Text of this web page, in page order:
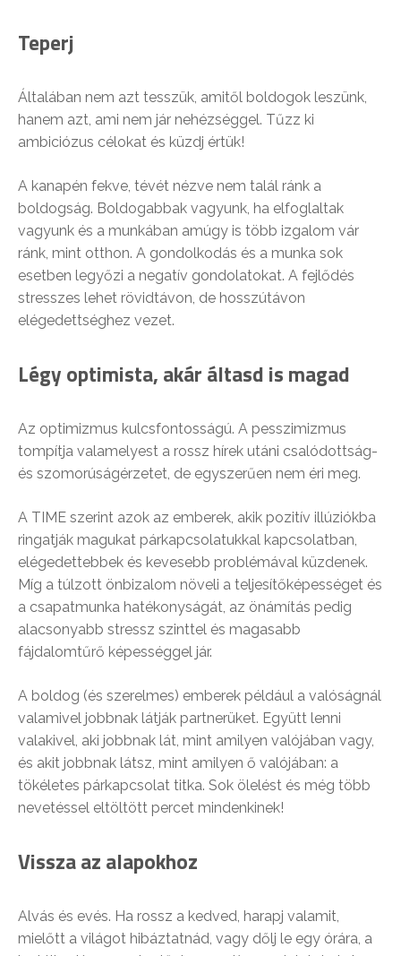
Teperj
Általában nem azt tesszük, amitől boldogok leszünk,
hanem azt, ami nem jár nehézséggel. Tűzz ki
ambiciózus célokat és küzdj értük!
A kanapén fekve, tévét nézve nem talál ránk a
boldogság. Boldogabbak vagyunk, ha elfoglaltak
vagyunk és a munkában amúgy is több izgalom vár
ránk, mint otthon. A gondolkodás és a munka sok
esetben legyőzi a negatív gondolatokat. A fejlődés
stresszes lehet rövidtávon, de hosszútávon
elégedettséghez vezet.
Légy optimista, akár áltasd is magad
Az optimizmus kulcsfontosságú. A pesszimizmus
tompítja valamelyest a rossz hírek utáni csalódottság-
és szomorúságérzetet, de egyszerűen nem éri meg.
A TIME szerint azok az emberek, akik pozitív illúziókba
ringatják magukat párkapcsolatukkal kapcsolatban,
elégedettebbek és kevesebb problémával küzdenek.
Míg a túlzott önbizalom növeli a teljesítőképességet és
a csapatmunka hatékonyságát, az önámítás pedig
alacsonyabb stressz szinttel és magasabb
fájdalomtűrő képességgel jár.
A boldog (és szerelmes) emberek például a valóságnál
valamivel jobbnak látják partnerüket. Együtt lenni
valakivel, aki jobbnak lát, mint amilyen valójában vagy,
és akit jobbnak látsz, mint amilyen ő valójában: a
tökéletes párkapcsolat titka. Sok ölelést és még több
nevetéssel eltöltött percet mindenkinek!
Vissza az alapokhoz
Alvás és evés. Ha rossz a kedved, harapj valamit,
mielőtt a világot hibáztatnád, vagy dőlj le egy órára, a